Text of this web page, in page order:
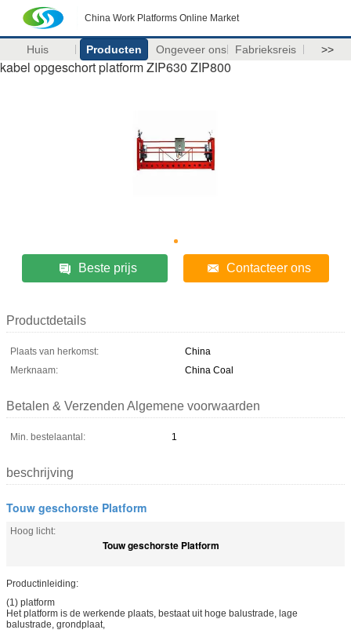
China Work Platforms Online Market
Huis Producten Ongeveer ons Fabrieksreis >>
kabel opgeschort platform ZIP630 ZIP800
Beste prijs Contacteer ons
Productdetails
Plaats van herkomst:
China
Merknaam:
China Coal
Betalen & Verzenden Algemene voorwaarden
Min. bestelaantal: 1
beschrijving
Touw geschorste Platform
Hoog licht:
Touw geschorste Platform
Productinleiding:
(1) platform
Het platform is de werkende plaats, bestaat uit hoge balustrade, lage
balustrade, grondplaat,